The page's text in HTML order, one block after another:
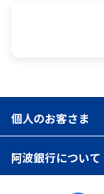
個人のお客さま
阿波銀行について